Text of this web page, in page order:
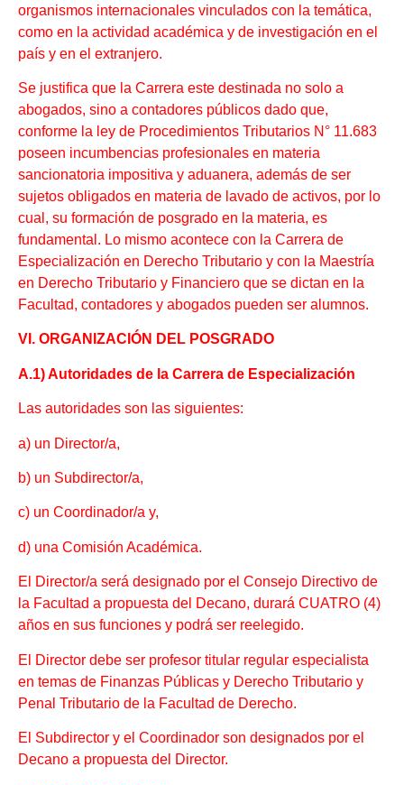
organismos internacionales vinculados con la temática,
como en la actividad académica y de investigación en el
país y en el extranjero.
Se justifica que la Carrera este destinada no solo a
abogados, sino a contadores públicos dado que,
conforme la ley de Procedimientos Tributarios N° 11.683
poseen incumbencias profesionales en materia
sancionatoria impositiva y aduanera, además de ser
sujetos obligados en materia de lavado de activos, por lo
cual, su formación de posgrado en la materia, es
fundamental. Lo mismo acontece con la Carrera de
Especialización en Derecho Tributario y con la Maestría
en Derecho Tributario y Financiero que se dictan en la
Facultad, contadores y abogados pueden ser alumnos.
VI. ORGANIZACIÓN DEL POSGRADO
A.1) Autoridades de la Carrera de Especialización
Las autoridades son las siguientes:
a) un Director/a,
b) un Subdirector/a,
c) un Coordinador/a y,
d) una Comisión Académica.
El Director/a será designado por el Consejo Directivo de
la Facultad a propuesta del Decano, durará CUATRO (4)
años en sus funciones y podrá ser reelegido.
El Director debe ser profesor titular regular especialista
en temas de Finanzas Públicas y Derecho Tributario y
Penal Tributario de la Facultad de Derecho.
El Subdirector y el Coordinador son designados por el
Decano a propuesta del Director.